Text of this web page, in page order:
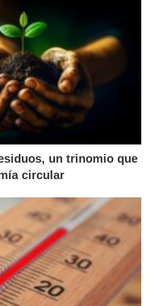
un trinomio que
circular